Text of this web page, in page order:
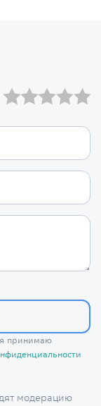
принимаю
модерацию